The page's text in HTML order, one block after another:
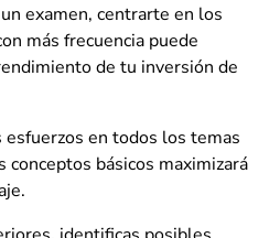
examen, centrarte en los
más frecuencia puede
de tu inversión de
esfuerzos en todos los temas
básicos maximizará